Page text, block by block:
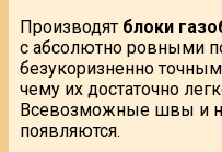
Производят блоки
с абсолютно ровными
безукоризненно
чему их достаточно
Всевозможные швы и
появляются.